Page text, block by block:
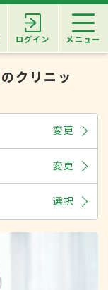
ログイン メニュー
のクリニッ
変更
変更
選択